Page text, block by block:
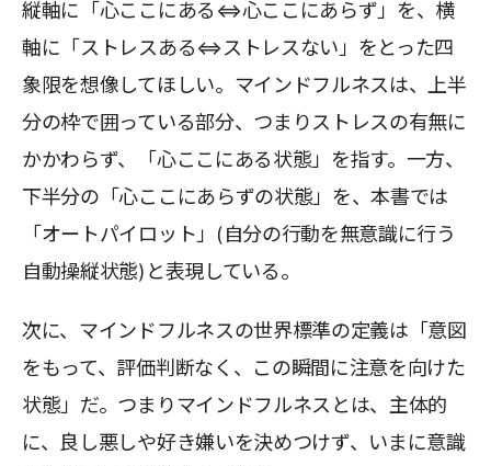
縦軸に「心ここにある⇔心ここにあらず」を、横
軸に「ストレスある⇔ストレスない」をとった四
象限を想像してほしい。マインドフルネスは、上半
分の枠で囲っている部分、つまりストレスの有無に
かかわらず、「心ここにある状態」を指す。一方、
下半分の「心ここにあらずの状態」を、本書では
「オートパイロット」(自分の行動を無意識に行う
自動操縦状態)と表現している。
次に、マインドフルネスの世界標準の定義は「意図
をもって、評価判断なく、この瞬間に注意を向けた
状態」だ。つまりマインドフルネスとは、主体的
に、良し悪しや好き嫌いを決めつけず、いまに意識